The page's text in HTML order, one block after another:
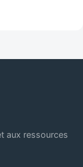
aux ressources